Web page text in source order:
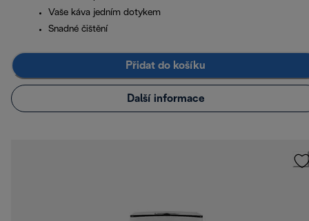
Vaše káva jedním dotykem
Snadné čištění
Přidat do košíku
Další informace